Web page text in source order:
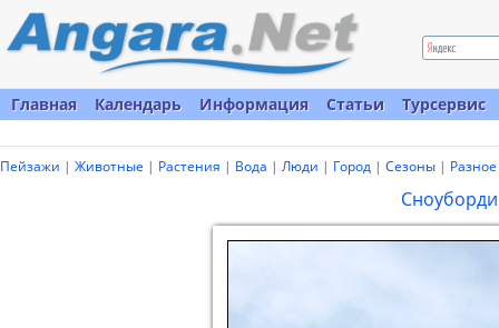
Главная Календарь Информация Статьи Турсервис
Пейзажи | Животные | Растения | Вода | Люди | Город | Сезоны | Разное